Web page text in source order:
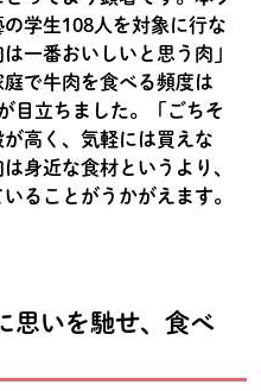
学生108人を対象に行な
一番おいしいと思う肉」
で牛肉を食べる頻度は
目立ちました。「ごちそ
高く、気軽には買えな
身近な食材というより、
ることがうかがえます。
思いを馳せ、食べ